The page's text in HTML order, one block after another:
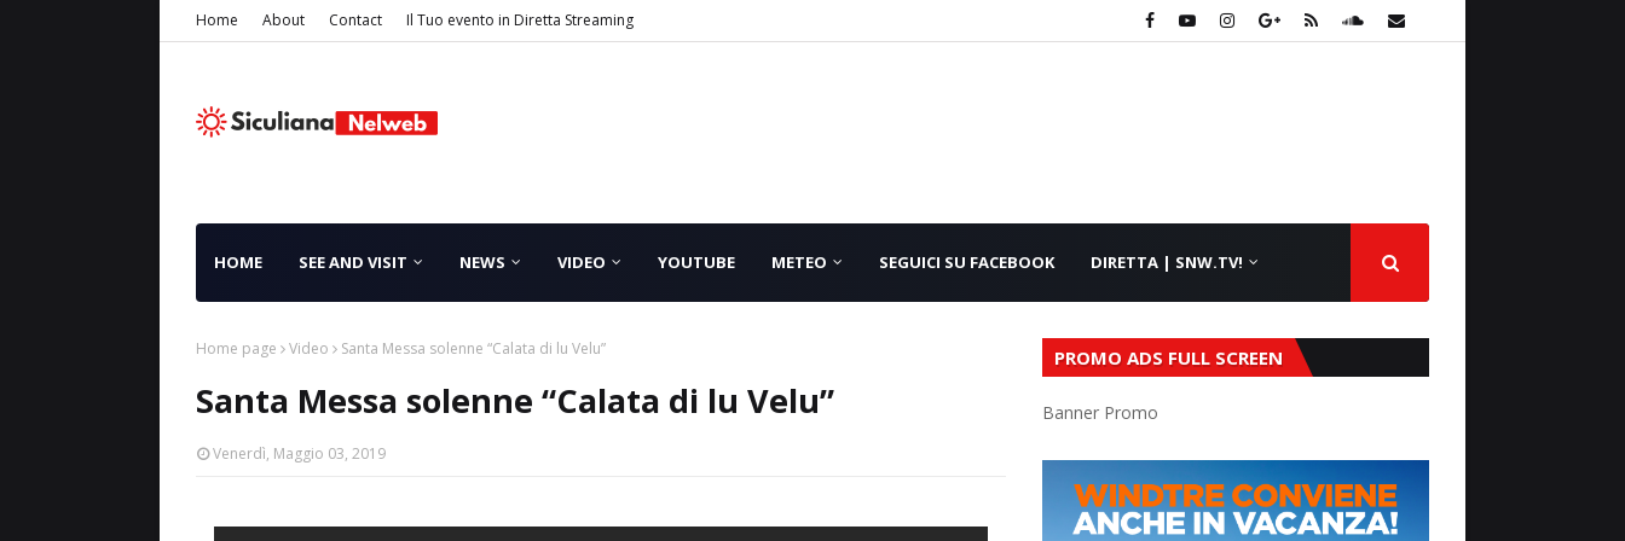
Home About Contact Il Tuo evento in Diretta Streaming
HOME SEE AND VISIT NEWS VIDEO YOUTUBE METEO SEGUICI SU FACEBOOK DIRETTA | SNW.TV!
Home page Video Santa Messa solenne “Calata di lu Velu”
Santa Messa solenne “Calata di lu Velu”
Venerdì, Maggio 03, 2019
PROMO ADS FULL SCREEN
Banner Promo